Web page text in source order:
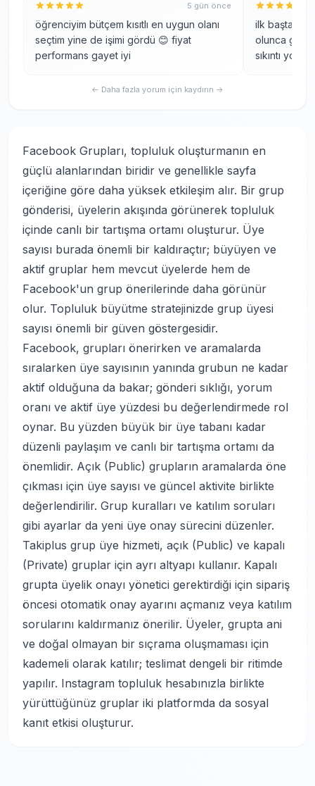
5 gün önce
öğrenciyim bütçem kısıtlı en uygun olanı
seçtim yine de işimi gördü 😊 fiyat
performans gayet iyi
ilk başta
olunca
sıkıntı yok
← Daha fazla yorum için kaydırın →
Facebook Grupları, topluluk oluşturmanın en
güçlü alanlarından biridir ve genellikle sayfa
içeriğine göre daha yüksek etkileşim alır. Bir grup
gönderisi, üyelerin akışında görünerek topluluk
içinde canlı bir tartışma ortamı oluşturur. Üye
sayısı burada önemli bir kaldıraçtır; büyüyen ve
aktif gruplar hem mevcut üyelerde hem de
Facebook'un grup önerilerinde daha görünür
olur. Topluluk büyütme stratejinizde grup üyesi
sayısı önemli bir güven göstergesidir.
Facebook, grupları önerirken ve aramalarda
sıralarken üye sayısının yanında grubun ne kadar
aktif olduğuna da bakar; gönderi sıklığı, yorum
oranı ve aktif üye yüzdesi bu değerlendirmede rol
oynar. Bu yüzden büyük bir üye tabanı kadar
düzenli paylaşım ve canlı bir tartışma ortamı da
önemlidir. Açık (Public) grupların aramalarda öne
çıkması için üye sayısı ve güncel aktivite birlikte
değerlendirilir. Grup kuralları ve katılım soruları
gibi ayarlar da yeni üye onay sürecini düzenler.
Takiplus grup üye hizmeti, açık (Public) ve kapalı
(Private) gruplar için ayrı altyapı kullanır. Kapalı
grupta üyelik onayı yönetici gerektirdiği için sipariş
öncesi otomatik onay ayarını açmanız veya katılım
sorularını kaldırmanız önerilir. Üyeler, grupta ani
ve doğal olmayan bir sıçrama oluşmaması için
kademeli olarak katılır; teslimat dengeli bir ritimde
yapılır. Instagram topluluk hesabınızla birlikte
yürüttüğünüz gruplar iki platformda da sosyal
kanıt etkisi oluşturur.